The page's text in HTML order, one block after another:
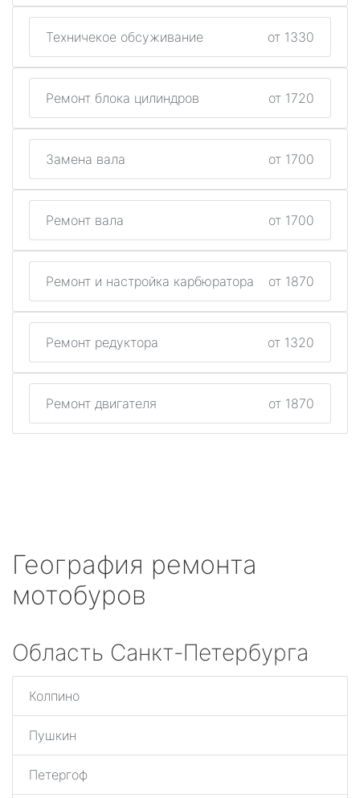
Техничекое обсуживание от 1330
Ремонт блока цилиндров от 1720
Замена вала от 1700
Ремонт вала от 1700
Ремонт и настройка карбюратора от 1870
Ремонт редуктора от 1320
Ремонт двигателя от 1870
География ремонта
мотобуров
Область Санкт-Петербурга
Колпино
Пушкин
Петергоф